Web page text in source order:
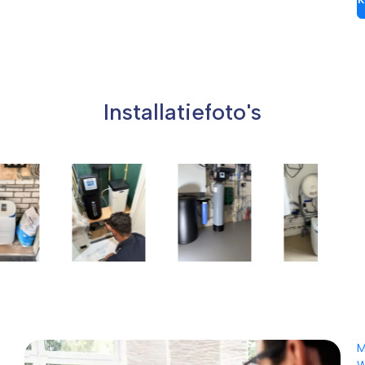
Installatiefoto's